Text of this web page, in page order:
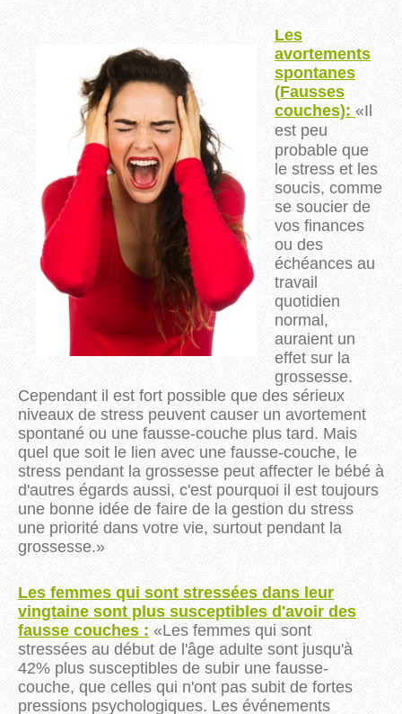
Les
avortements
spontanes
(Fausses
couches): «Il
est peu
probable que
le stress et les
soucis, comme
se soucier de
vos finances
ou des
échéances au
travail
quotidien
normal,
auraient un
effet sur la
grossesse.
Cependant il est fort possible que des sérieux
niveaux de stress peuvent causer un avortement
spontané ou une fausse-couche plus tard. Mais
quel que soit le lien avec une fausse-couche, le
stress pendant la grossesse peut affecter le bébé à
d'autres égards aussi, c'est pourquoi il est toujours
une bonne idée de faire de la gestion du stress
une priorité dans votre vie, surtout pendant la
grossesse.»
Les femmes qui sont stressées dans leur
vingtaine sont plus susceptibles d'avoir des
fausse couches : «Les femmes qui sont
stressées au début de l'âge adulte sont jusqu'à
42% plus susceptibles de subir une fausse-
couche, que celles qui n'ont pas subit de fortes
pressions psychologiques. Les événements